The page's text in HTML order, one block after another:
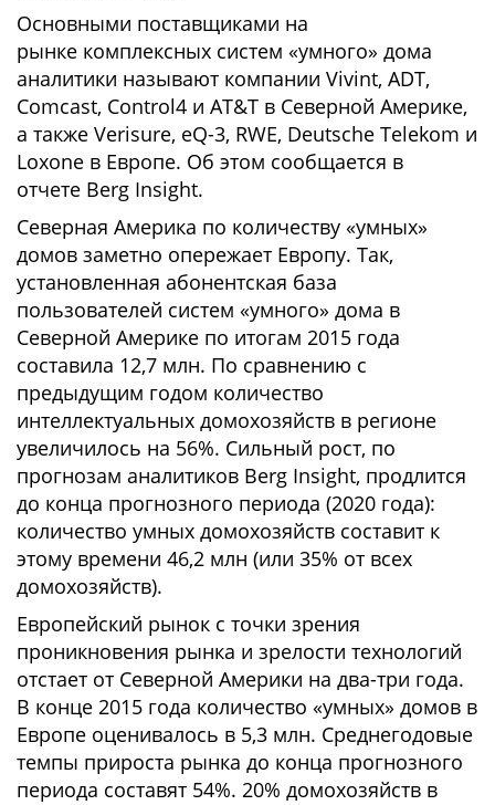
Основными поставщиками на
рынке комплексных систем «умного» дома
аналитики называют компании Vivint, ADT,
Comcast, Control4 и AT&T в Северной Америке,
а также Verisure, eQ-3, RWE, Deutsche Telekom и
Loxone в Европе. Об этом сообщается в
отчете Berg Insight.
Северная Америка по количеству «умных»
домов заметно опережает Европу. Так,
установленная абонентская база
пользователей систем «умного» дома в
Северной Америке по итогам 2015 года
составила 12,7 млн. По сравнению с
предыдущим годом количество
интеллектуальных домохозяйств в регионе
увеличилось на 56%. Сильный рост, по
прогнозам аналитиков Berg Insight, продлится
до конца прогнозного периода (2020 года):
количество умных домохозяйств составит к
этому времени 46,2 млн (или 35% от всех
домохозяйств).
Европейский рынок с точки зрения
проникновения рынка и зрелости технологий
отстает от Северной Америки на два-три года.
В конце 2015 года количество «умных» домов в
Европе оценивалось в 5,3 млн. Среднегодовые
темпы прироста рынка до конца прогнозного
периода составят 54%. 20% домохозяйств в